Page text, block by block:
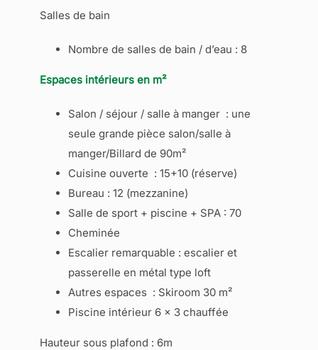
Salles de bain
Nombre de salles de bain / d’eau : 8
Espaces intérieurs en m²
Salon / séjour / salle à manger : une
seule grande pièce salon/salle à
manger/Billard de 90m²
Cuisine ouverte : 15+10 (réserve)
Bureau : 12 (mezzanine)
Salle de sport + piscine + SPA : 70
Cheminée
Escalier remarquable : escalier et
passerelle en métal type loft
Autres espaces : Skiroom 30 m²
Piscine intérieur 6 x 3 chauffée
Hauteur sous plafond : 6m